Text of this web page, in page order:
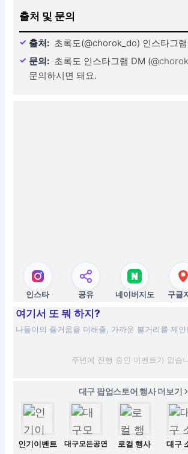
출처 및 문의
출처: 초록도(@chorok_do) 인스타그
문의: 초록도 인스타그램 DM (
문의하시면 돼요.
인스타 공유 네이버지도 구글
여기서 또 뭐 하지?
나들이의 즐거움을 더해줄, 가까운 볼거리를 제안
주변에 진행 중인 이벤트가 없습
대구 팝업스토어 행사 더보기
인기이벤트 대구모든공연 로컬 행사 대구